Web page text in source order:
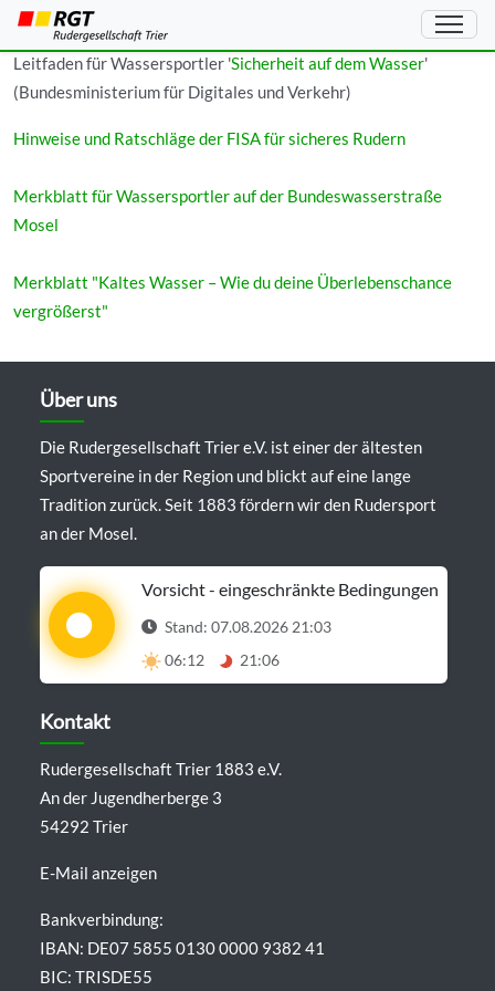
Verhaltensregeln
Leitfaden für Wassersportler 'Sicherheit auf dem Wasser'
(Bundesministerium für Digitales und Verkehr)
Hinweise und Ratschläge der FISA für sicheres Rudern
Merkblatt für Wassersportler auf der Bundeswasserstraße
Mosel
Merkblatt "Kaltes Wasser – Wie du deine Überlebenschance
vergrößerst"
Über uns
Die Rudergesellschaft Trier e.V. ist einer der ältesten
Sportvereine in der Region und blickt auf eine lange
Tradition zurück. Seit 1883 fördern wir den Rudersport
an der Mosel.
Vorsicht - eingeschränkte Bedingungen
Stand: 07.08.2026 21:03
06:12
21:06
Details anzeigen
Kontakt
Rudergesellschaft Trier 1883 e.V.
An der Jugendherberge 3
54292 Trier
E-Mail anzeigen
Bankverbindung:
IBAN: DE07 5855 0130 0000 9382 41
BIC: TRISDE55